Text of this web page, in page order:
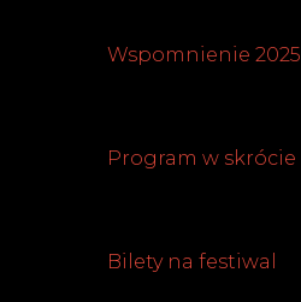
Wspomnienie 2025
Program w skrócie
Bilety na festiwal